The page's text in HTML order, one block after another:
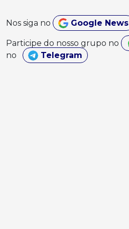
Nos siga no Google News
Participe do nosso grupo no
no
Telegram